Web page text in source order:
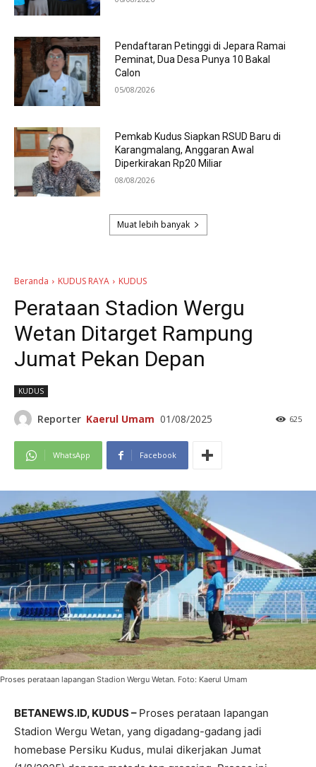
Pendaftaran Petinggi di Jepara Ramai
Peminat, Dua Desa Punya 10 Bakal
Calon
05/08/2026
Pemkab Kudus Siapkan RSUD Baru di
Karangmalang, Anggaran Awal
Diperkirakan Rp20 Miliar
08/08/2026
Muat lebih banyak